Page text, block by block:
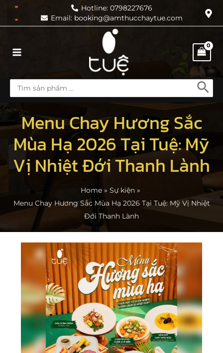
Hotline: 0798227676
Email: booking@amthucchaytue.com
Menu
Search
for:
Menu Chay Hương Sắc
Mùa Hạ 2026 Tại Tuệ: Mỹ
Vị Nhiệt Đới Thanh Lành
Home
Sự kiện
Menu Chay Hương Sắc Mùa Hạ 2026 Tại Tuệ: Mỹ Vị Nhiệt
Đới Thanh Lành